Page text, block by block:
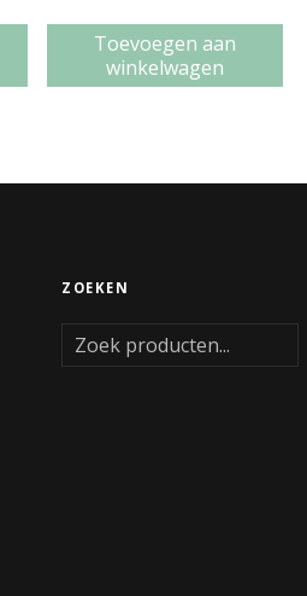
Toevoegen aan
winkelwagen
ZOEKEN